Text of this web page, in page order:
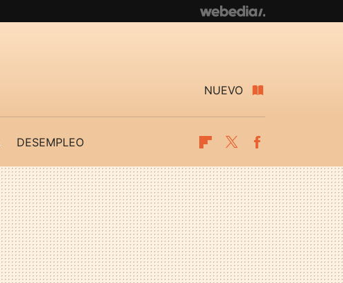
NUEVO
DESEMPLEO Flipboard
Twitter